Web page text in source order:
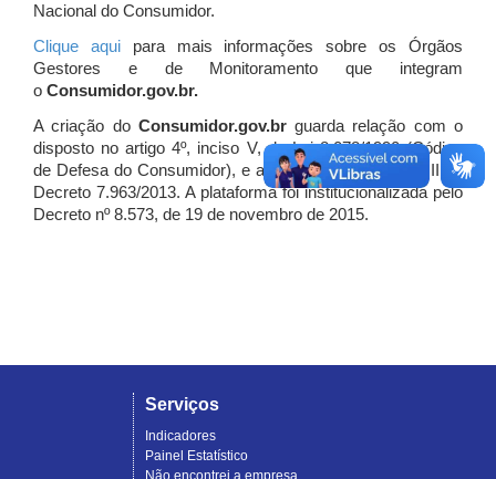
Nacional do Consumidor.
Clique aquipara mais informações sobre os Órgãos
Gestores e de Monitoramento que integram
o Consumidor.gov.br.
A criação do Consumidor.gov.brguarda relação com o
disposto no artigo 4º, inciso V, da Lei 8.078/1990 (Código
de Defesa do Consumidor), e artigo 7º, incisos I, II e III do
Decreto 7.963/2013. A plataforma foi institucionalizada pelo
Decreto nº 8.573, de 19 de novembro de 2015.
Serviços
Indicadores
Painel Estatístico